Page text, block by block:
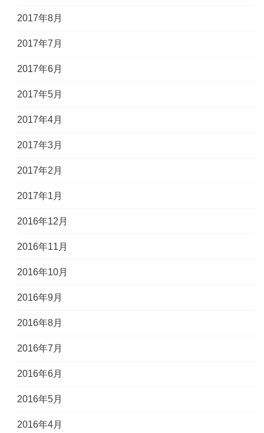
2017年8月
2017年7月
2017年6月
2017年5月
2017年4月
2017年3月
2017年2月
2017年1月
2016年12月
2016年11月
2016年10月
2016年9月
2016年8月
2016年7月
2016年6月
2016年5月
2016年4月